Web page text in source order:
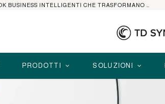
PRODOTTI SOLUZIONI